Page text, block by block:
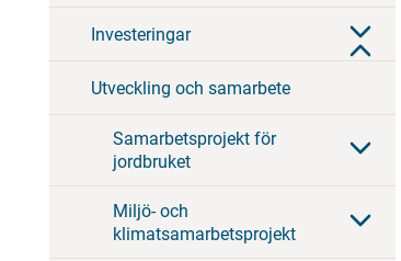
Investeringar
Utveckling och samarbete
Samarbetsprojekt för
jordbruket
Miljö- och
klimatsamarbetsprojekt